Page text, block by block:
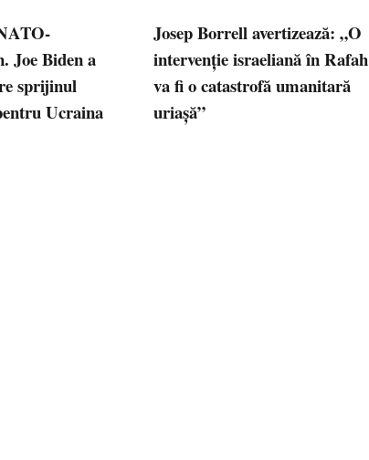
Joe Biden a
sprijinul
Ucraina
Josep Borrell avertizează: „O
intervenție israeliană în Rafah
va fi o catastrofă umanitară
uriașă”